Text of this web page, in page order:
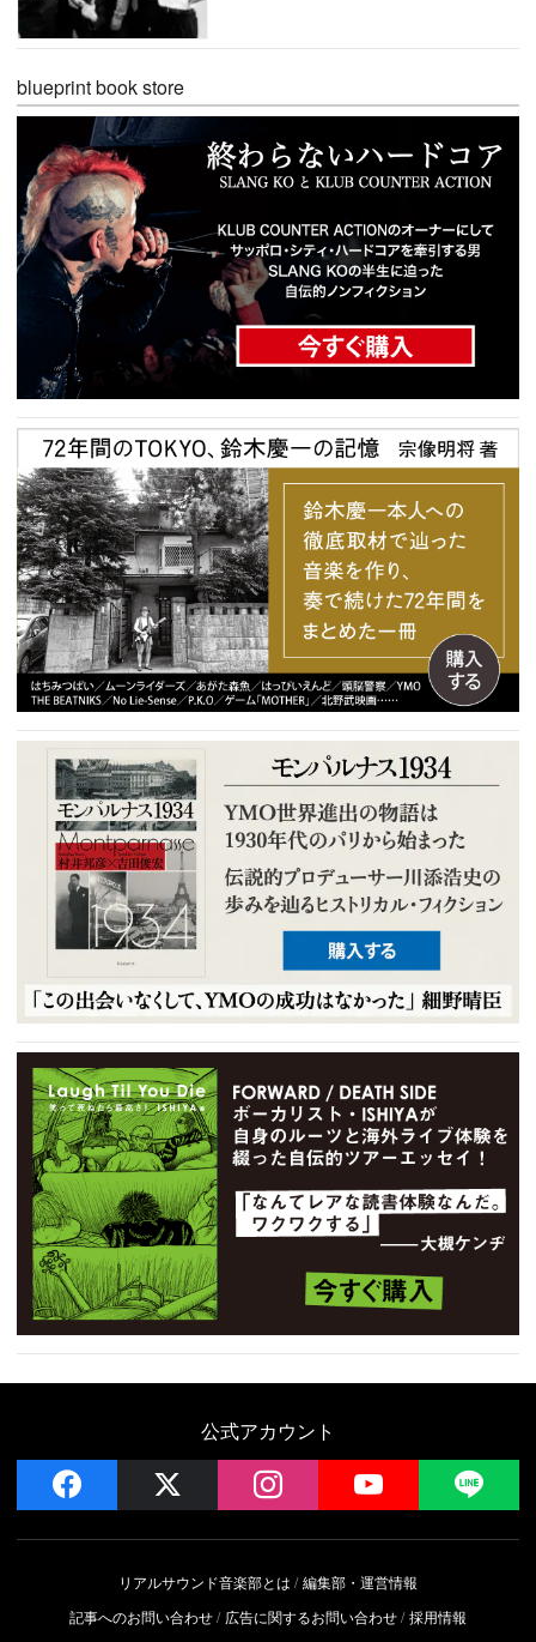
blueprint book store
公式アカウント
facebook instagram YouTube
リアルサウンド音楽部とは
編集部・運営情報
記事へのお問い合わせ
広告に関するお問い合わせ 採用情報